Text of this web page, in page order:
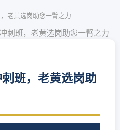
老黄选岗助您一臂之力
刺班，老黄选岗助您一臂之力
班，老黄选岗助